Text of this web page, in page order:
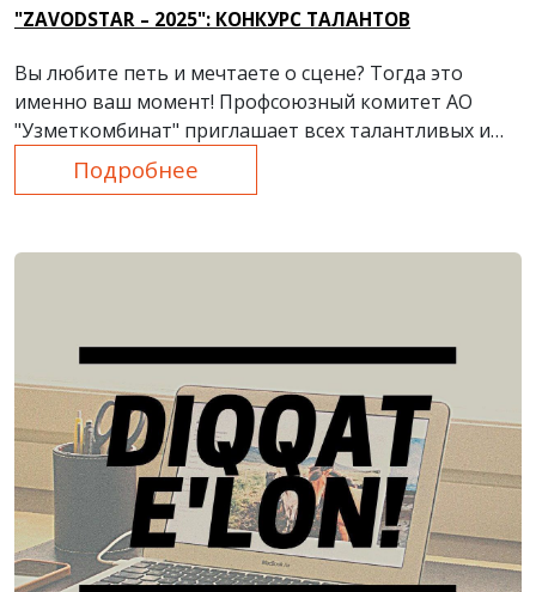
"ZAVODSTAR – 2025": КОНКУРС ТАЛАНТОВ
Вы любите петь и мечтаете о сцене? Тогда это
именно ваш момент! Профсоюзный комитет АО
"Узметкомбинат" приглашает всех талантливых и
смелых на вокальный конкурс "ZavodStar – 2025"!
Уникальная возможность проявить себя и
Подробнее